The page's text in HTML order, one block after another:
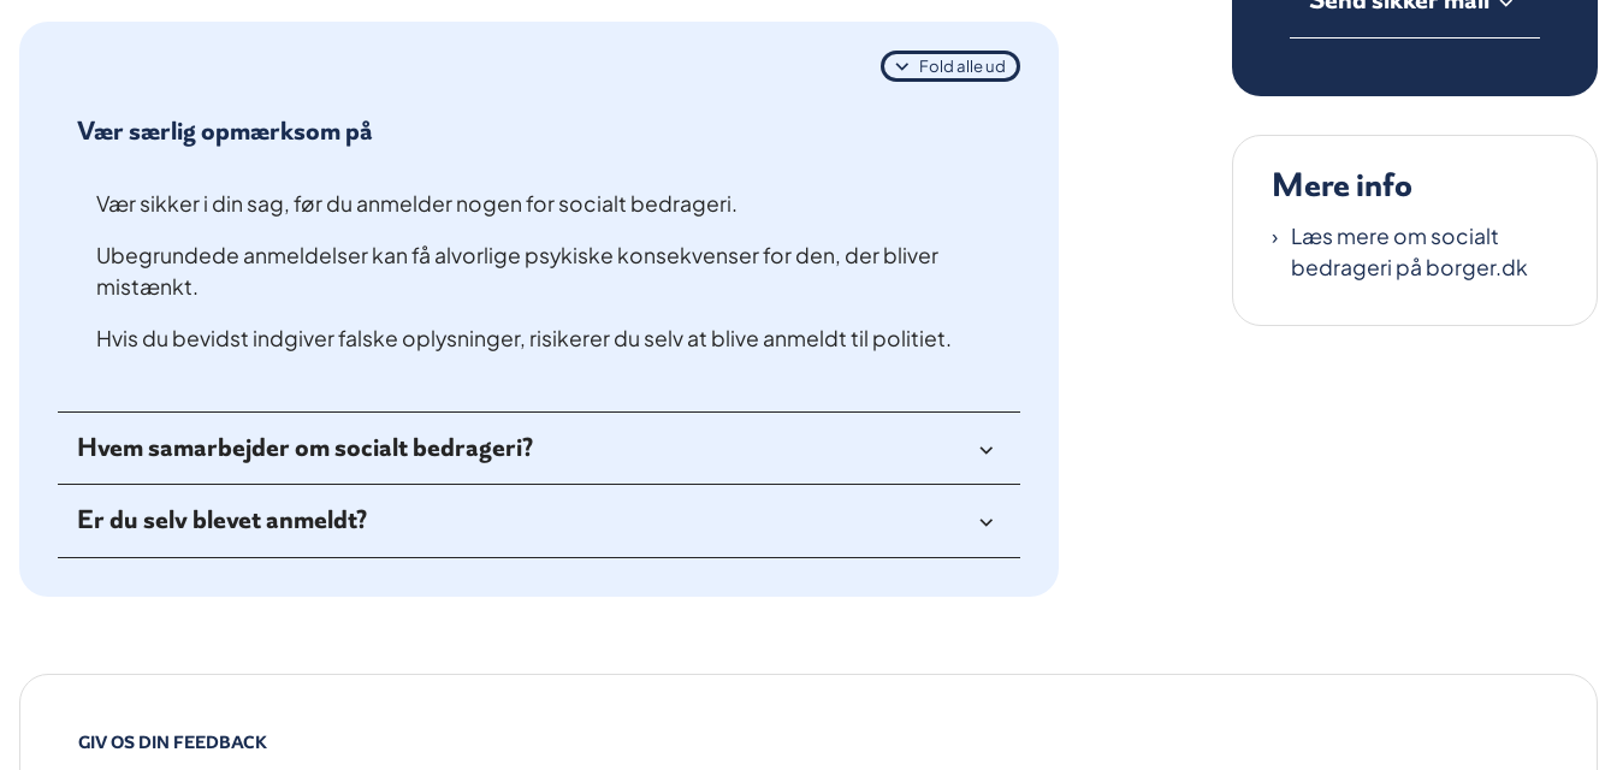
Fold alle ud
Vær særlig opmærksom på
Vær sikker i din sag, før du anmelder nogen for socialt bedrageri.
Ubegrundede anmeldelser kan få alvorlige psykiske konsekvenser for den, der bliver
mistænkt.
Hvis du bevidst indgiver falske oplysninger, risikerer du selv at blive anmeldt til politiet.
Hvem samarbejder om socialt bedrageri?
Er du selv blevet anmeldt?
Mere info
Læs mere om socialt
bedrageri på borger.dk
GIV OS DIN FEEDBACK